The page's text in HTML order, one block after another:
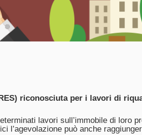
riconosciuta per i lavori di
lavori sull’immobile di loro
può anche